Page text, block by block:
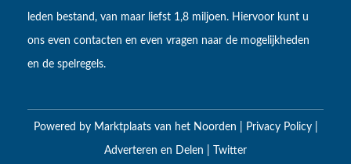
leden bestand, van maar liefst 1,8 miljoen. Hiervoor kunt u
ons even contacten en even vragen naar de mogelijkheden
en de spelregels.
Powered by Marktplaats van het Noorden Privacy Policy
Adverteren en Delen Twitter